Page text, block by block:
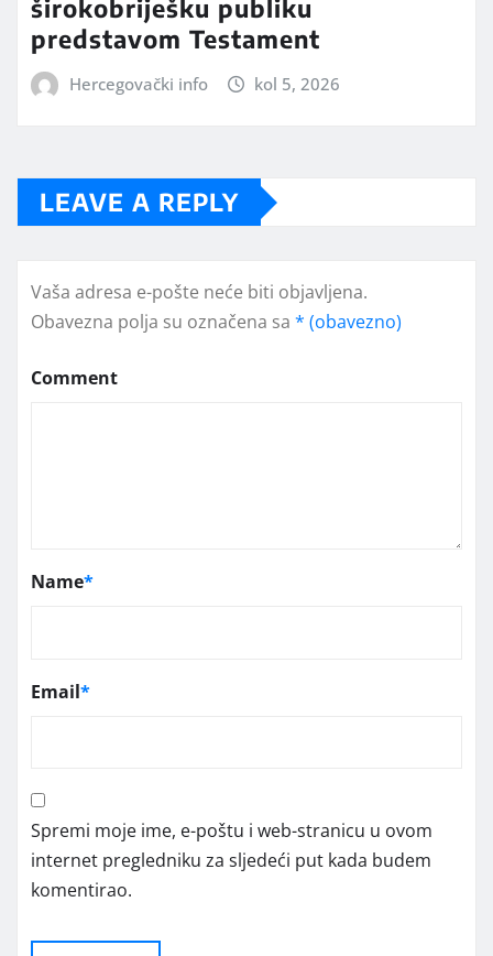
širokobriješku publiku
predstavom Testament
Hercegovački info kol 5, 2026
LEAVE A REPLY
Vaša adresa e-pošte neće biti objavljena.
Obavezna polja su označena sa * (obavezno)
Comment
Name*
Email*
Spremi moje ime, e-poštu i web-stranicu u ovom
internet pregledniku za sljedeći put kada budem
komentirao.